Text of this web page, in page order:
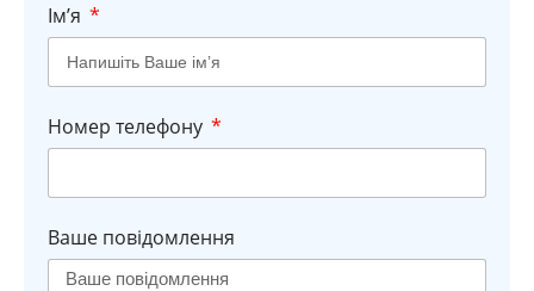
Імʼя
Номер телефону
Ваше повідомлення